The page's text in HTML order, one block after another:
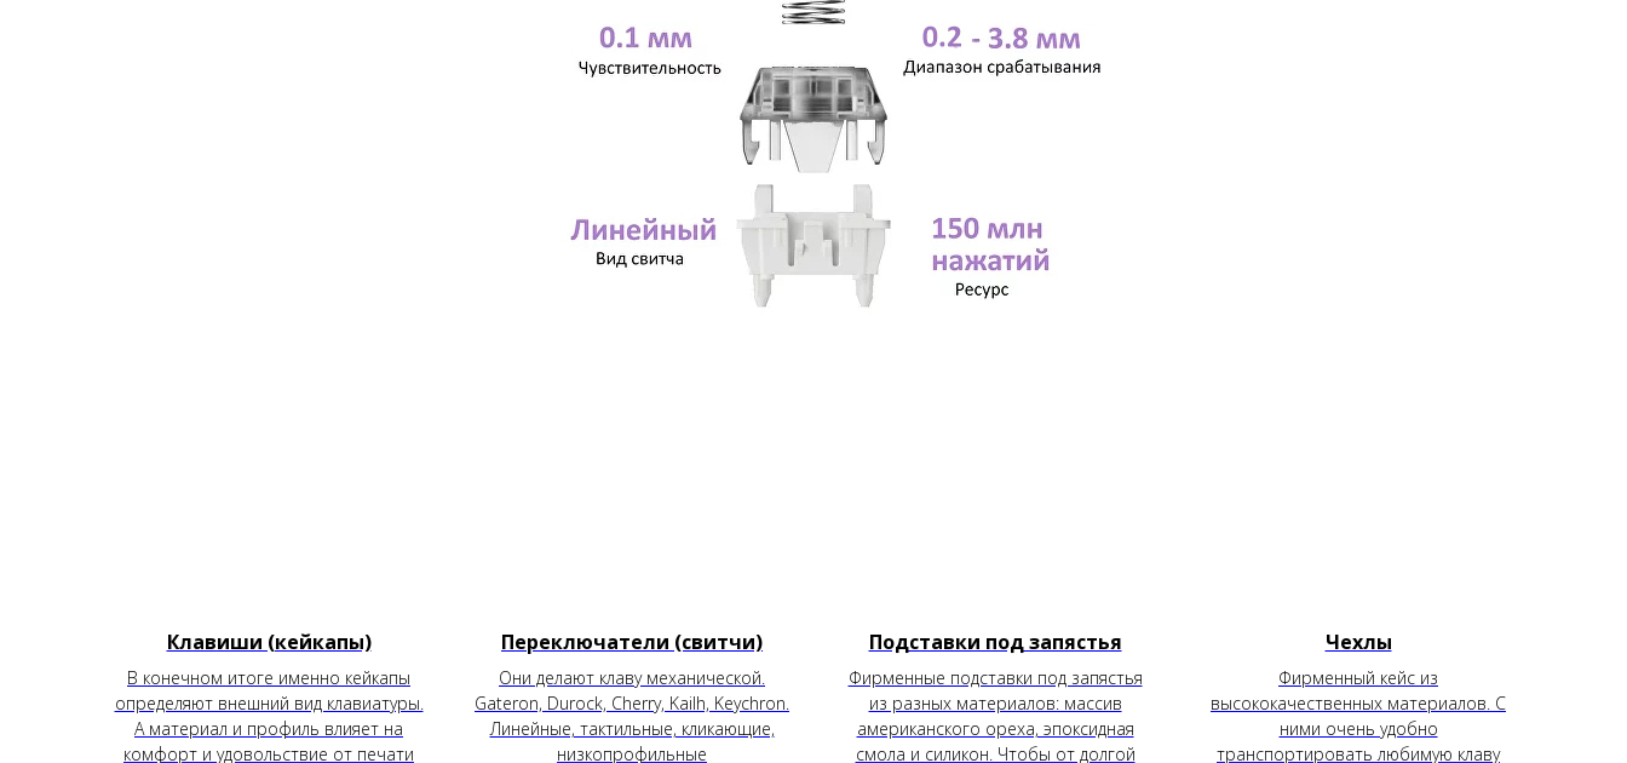
Клавиши (кейкапы)
В конечном итоге именно кейкапы
определяют внешний вид клавиатуры.
А материал и профиль влияет на
комфорт и удовольствие от печати
Переключатели (свитчи)
Они делают клаву механической.
Gateron, Durock, Cherry, Kailh, Keychron.
Линейные, тактильные, кликающие,
низкопрофильные
Подставки под запястья
Фирменные подставки под запястья
из разных материалов: массив
американского ореха, эпоксидная
смола и силикон. Чтобы от долгой
Чехлы
Фирменный кейс из
высококачественных материалов. С
ними очень удобно
транспортировать любимую клаву